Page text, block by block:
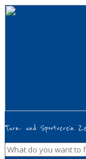
Turn- und Sportverein